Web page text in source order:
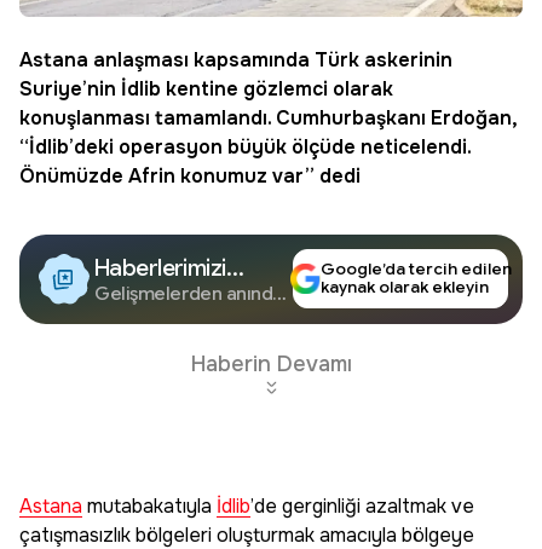
Astana anlaşması kapsamında Türk askerinin
Suriye’nin İdlib kentine gözlemci olarak
konuşlanması tamamlandı. Cumhurbaşkanı Erdoğan,
“İdlib’deki operasyon büyük ölçüde neticelendi.
Önümüzde Afrin konumuz var” dedi
Haberlerimizi
Google'da Takip
Edin
Gelişmelerden anında
Google’da tercih edilen
kaynak olarak ekleyin
Haberin Devamı
Astana mutabakatıyla İdlib’de gerginliği azaltmak ve
çatışmasızlık bölgeleri oluşturmak amacıyla bölgeye